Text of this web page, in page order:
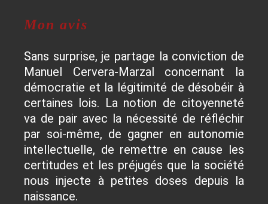
Mon avis
Sans surprise, je partage la conviction de
Manuel Cervera-Marzal concernant la
démocratie et la légitimité de désobéir à
certaines lois. La notion de citoyenneté
va de pair avec la nécessité de réfléchir
par soi-même, de gagner en autonomie
intellectuelle, de remettre en cause les
certitudes et les préjugés que la société
nous injecte à petites doses depuis la
naissance.